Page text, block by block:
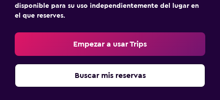
disponible para su uso independientemente del lugar en
el que reserves.
Empezar a usar Trips
Buscar mis reservas